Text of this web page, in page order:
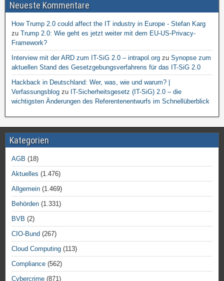
Neueste Kommentare
How Trump 2.0 could affect the IT industry in Europe - Stefan Karg
zu Trump 2.0: Wie geht es jetzt weiter mit dem EU-US-Privacy-
Framework?
Interview mit der ARD zum IT-SiG 2.0 – intrapol.org zu Synopse zum
aktuellen Stand des Gesetzgebungsverfahrens für das IT-SiG 2.0
Hackback in Deutschland: Wer, was, wie und warum? |
Verfassungsblog zu IT-Sicherheitsgesetz (IT-SiG) 2.0 – die
wichtigsten Änderungen des Referentenentwurfs im Schnellüberblick
Kategorien
AGB (18)
Aktuelles (1.476)
Allgemein (1.469)
Behörden (1.331)
BVB (2)
CIO-Bund (267)
Cloud Computing (113)
Compliance (562)
Cybercrime (871)